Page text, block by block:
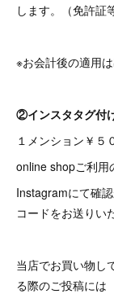
します。（免許証
※お会計後の適用は
②インスタタグ付
１メンション￥５
online shopご利用
Instagramにて確
コードをお送りい
当店でお買い物し
る際のご投稿には